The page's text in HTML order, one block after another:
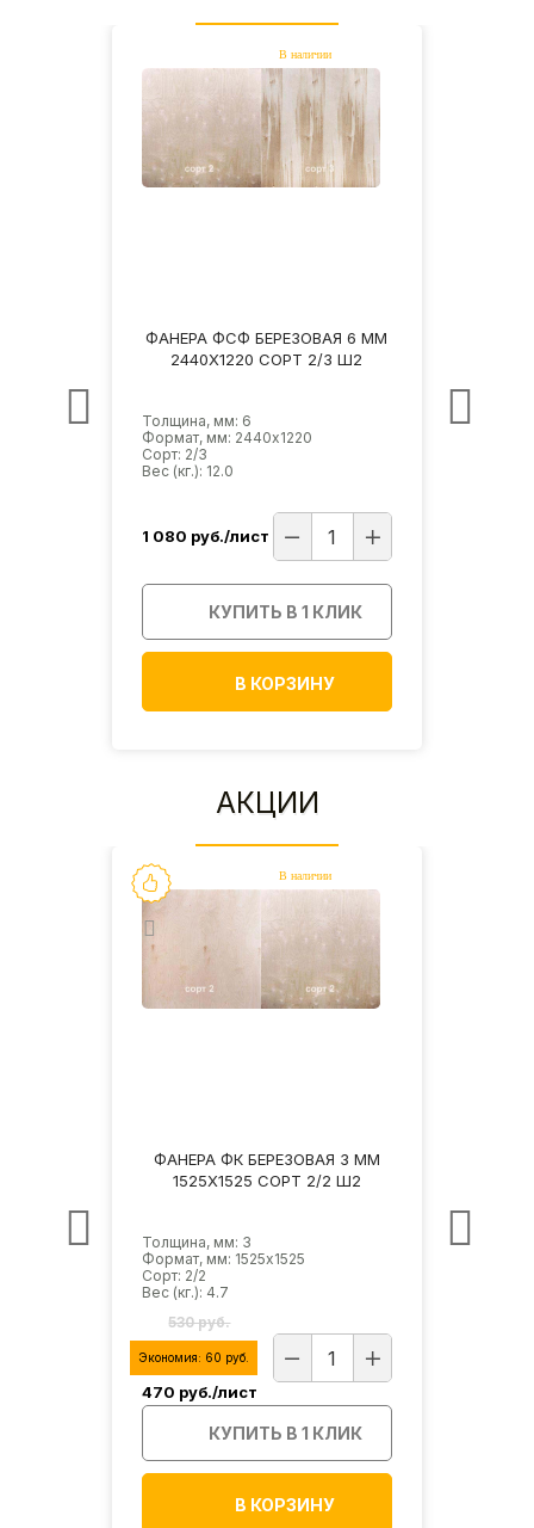
ФАНЕРА ФСФ БЕРЕЗОВАЯ 6 ММ
2440Х1220 СОРТ 2/3 Ш2
Толщина, мм: 6
Формат, мм: 2440х1220
Сорт: 2/3
Вес (кг.): 12.0
1 080 руб./лист
КУПИТЬ В 1 КЛИК
В КОРЗИНУ
АКЦИИ
ФАНЕРА ФК БЕРЕЗОВАЯ 3 ММ
1525Х1525 СОРТ 2/2 Ш2
Толщина, мм: 3
Формат, мм: 1525х1525
Сорт: 2/2
Вес (кг.): 4.7
530 руб.
Экономия: 60 руб.
470 руб./лист
КУПИТЬ В 1 КЛИК
В КОРЗИНУ